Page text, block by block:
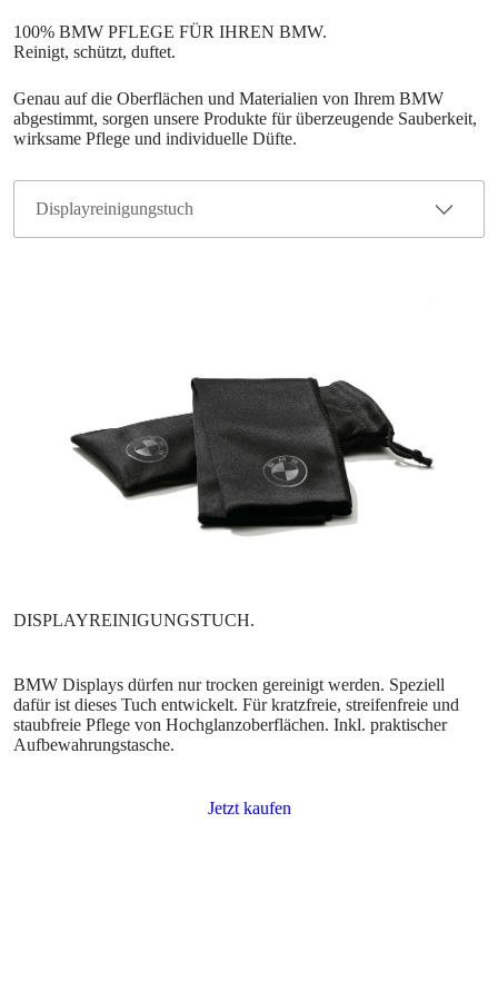
Genau auf die Oberflächen und Materialien von Ihrem BMW
abgestimmt, sorgen unsere Produkte für überzeugende Sauberkeit,
wirksame Pflege und individuelle Düfte.
BMW Displays dürfen nur trocken gereinigt werden. Speziell
dafür ist dieses Tuch entwickelt. Für kratzfreie, streifenfreie und
staubfreie Pflege von Hochglanzoberflächen. Inkl. praktischer
Aufbewahrungstasche.